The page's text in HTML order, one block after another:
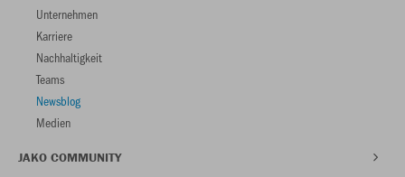
Unternehmen
Karriere
Nachhaltigkeit
Teams
Newsblog
Medien
JAKO COMMUNITY